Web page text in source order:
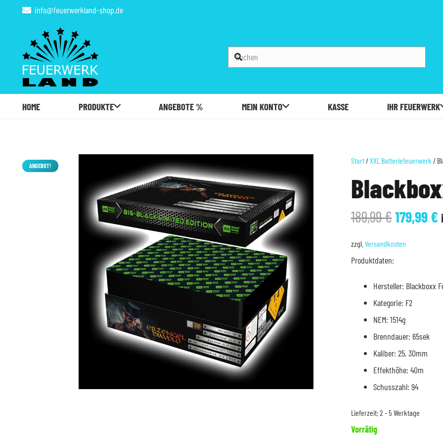
info@feuerwerkland-shop.de
HOME PRODUKTE ANGEBOTE % MEIN KONTO KASSE IHR FEUERWERK
ANGEBOT!
Start/XXL Batteriefeuerwerk /
189,99€
Preis
war:
189,99 €
179,99€
zzgl. Versandkosten
Produktdaten:
Hersteller: Blackboxx
Kategorie: F2
NEM: 1514g
Brenndauer: 65sek
Kaliber: 25, 30mm
Effekthöhe: 40m
Schusszahl: 94
Lieferzeit:2 - 5 Werktage
Vorrätig